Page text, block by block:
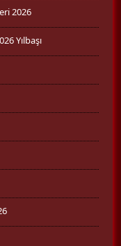
2026
Yılbaşı